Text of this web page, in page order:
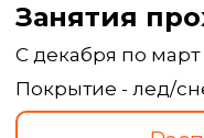
Занятия
С декабря по март
Покрытие - лед/